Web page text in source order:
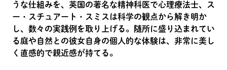
うな仕組みを、英国の著名な精神科医で心理療法士、ス
ー・スチュアート・スミスは科学の観点から解き明か
し、数々の実践例を取り上げる。随所に盛り込まれてい
る庭や自然との彼女自身の個人的な体験は、非常に美し
く直感的で親近感が持てる。